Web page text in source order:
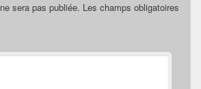
sera pas publiée. Les champs obligatoires